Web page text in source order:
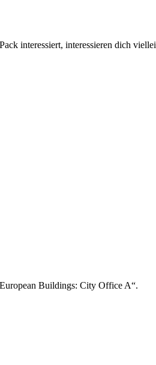
interessiert, interessieren dich
Buildings: City Office A“.